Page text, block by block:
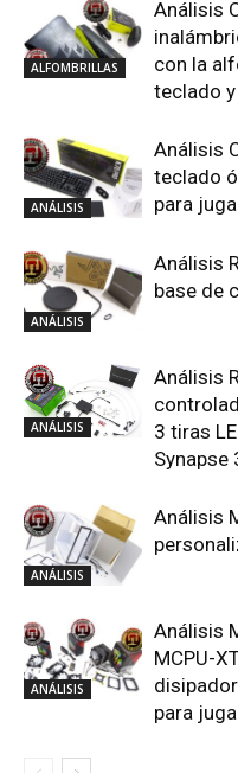
ALFOMBRILLAS
Análisis
con la
teclado
ANÁLISIS
Análisis
teclado
para
ANÁLISIS
Análisis
base de
ANÁLISIS
Análisis
3 tiras
Synapse
ANÁLISIS
Análisis
ANÁLISIS
Análisis
MCPU-
para